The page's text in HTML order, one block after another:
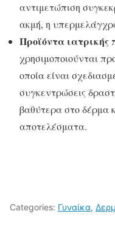
αντιμετώπιση
ακμή, η
Προϊόντα ιατρικής
χρησιμοποιούνται
οποία είναι
συγκεντρώσεις
βαθύτερα στο δέρμα
αποτελέσματα.
Categories: Γυναίκα,